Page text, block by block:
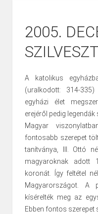
2005.
A katolikus
(uralkodott: 314-
egyházi élet
erejéről pedig legendák
Magyar
fontosabb szerepet
tanítványa, III. Ottó
magyaroknak adott
koronát. Így feltétel
Magyarországot.
kísérelték meg az
Ebben fontos szerepet